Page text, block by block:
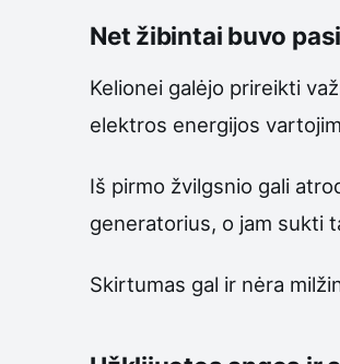
Net žibintai buvo
Kelionei galėjo prireikti
elektros energijos
Iš pirmo žvilgsnio gali
generatorius, o jam sukti
Skirtumas gal ir nėra